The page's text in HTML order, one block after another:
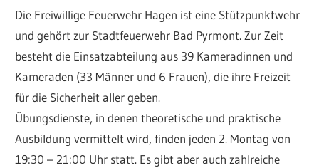
Die Freiwillige Feuerwehr Hagen ist eine Stützpunktwehr
und gehört zur Stadtfeuerwehr Bad Pyrmont. Zur Zeit
besteht die Einsatzabteilung aus 39 Kameradinnen und
Kameraden (33 Männer und 6 Frauen), die ihre Freizeit
für die Sicherheit aller geben.
Übungsdienste, in denen theoretische und praktische
Ausbildung vermittelt wird, finden jeden 2. Montag von
19:30 – 21:00 Uhr statt. Es gibt aber auch zahlreiche